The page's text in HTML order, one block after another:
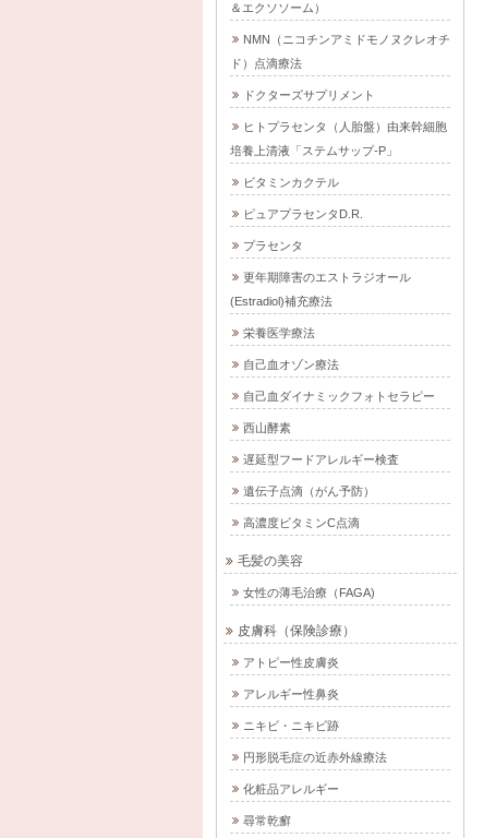
＆エクソソーム）
NMN（ニコチンアミドモノヌクレオチ
ド）点滴療法
ドクターズサプリメント
ヒトプラセンタ（人胎盤）由来幹細胞
培養上清液「ステムサップ-P」
ビタミンカクテル
ピュアプラセンタD.R.
プラセンタ
更年期障害のエストラジオール
(Estradiol)補充療法
栄養医学療法
自己血オゾン療法
自己血ダイナミックフォトセラピー
西山酵素
遅延型フードアレルギー検査
遺伝子点滴（がん予防）
高濃度ビタミンC点滴
毛髪の美容
女性の薄毛治療（FAGA)
皮膚科（保険診療）
アトピー性皮膚炎
アレルギー性鼻炎
ニキビ・ニキビ跡
円形脱毛症の近赤外線療法
化粧品アレルギー
尋常乾癬